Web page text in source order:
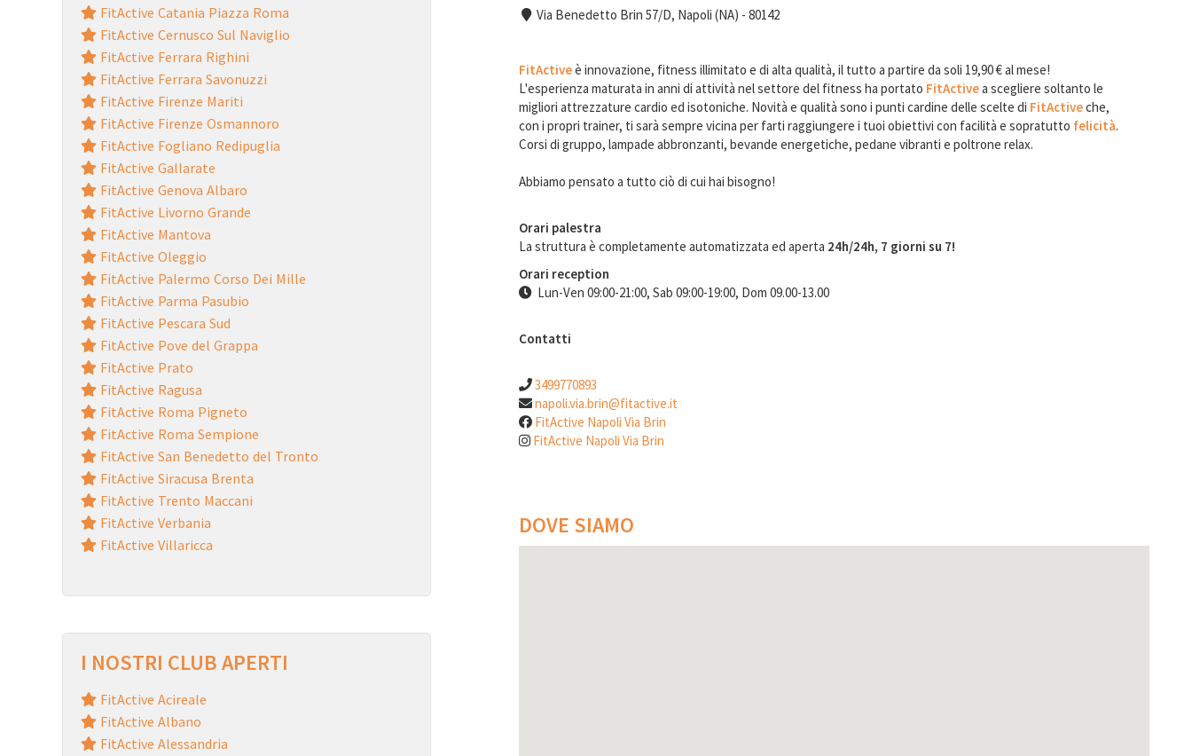
FitActive Catania Piazza Roma
FitActive Cernusco Sul Naviglio
FitActive Ferrara Righini
FitActive Ferrara Savonuzzi
FitActive Firenze Mariti
FitActive Firenze Osmannoro
FitActive Fogliano Redipuglia
FitActive Gallarate
FitActive Genova Albaro
FitActive Livorno Grande
FitActive Mantova
FitActive Oleggio
FitActive Palermo Corso Dei Mille
FitActive Parma Pasubio
FitActive Pescara Sud
FitActive Pove del Grappa
FitActive Prato
FitActive Ragusa
FitActive Roma Pigneto
FitActive Roma Sempione
FitActive San Benedetto del Tronto
FitActive Siracusa Brenta
FitActive Trento Maccani
FitActive Verbania
FitActive Villaricca
I NOSTRI CLUB APERTI
FitActive Acireale
FitActive Albano
FitActive Alessandria
Via Benedetto Brin 57/D, Napoli (NA) - 80142
FitActiveè innovazione, fitness illimitato e di alta qualità, il tutto a partire da soli 19,90 € al mese!
L'esperienza maturata in anni di attività nel settore del fitness ha portato FitActivea scegliere soltanto le
migliori attrezzature cardio ed isotoniche. Novità e qualità sono i punti cardine delle scelte di FitActiveche,
con i propri trainer, ti sarà sempre vicina per farti raggiungere i tuoi obiettivi con facilità e sopratutto felicità.
Corsi di gruppo, lampade abbronzanti, bevande energetiche, pedane vibranti e poltrone relax.
Abbiamo pensato a tutto ciò di cui hai bisogno!
Orari palestra
La struttura è completamente automatizzata ed aperta 24h/24h, 7 giorni su 7!
Orari reception
Lun-Ven 09:00-21:00, Sab 09:00-19:00, Dom 09.00-13.00
Contatti
3499770893
napoli.via.brin@fitactive.it
FitActive Napoli Via Brin
FitActive Napoli Via Brin
DOVE SIAMO